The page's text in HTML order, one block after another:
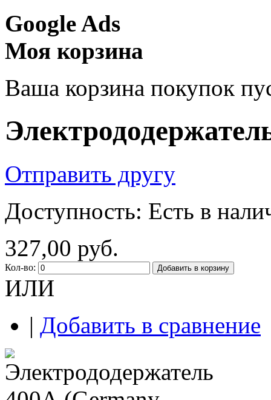
Google Ads
Моя корзина
Ваша корзина покупок
Отправить другу
Доступность: Есть в
327,00 руб.
Кол-во: Добавить в корзину
ИЛИ
| Добавить в сравнение